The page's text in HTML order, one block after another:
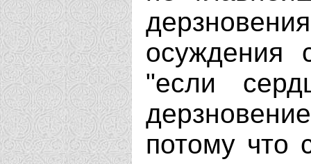
осуждения
"если
потому что